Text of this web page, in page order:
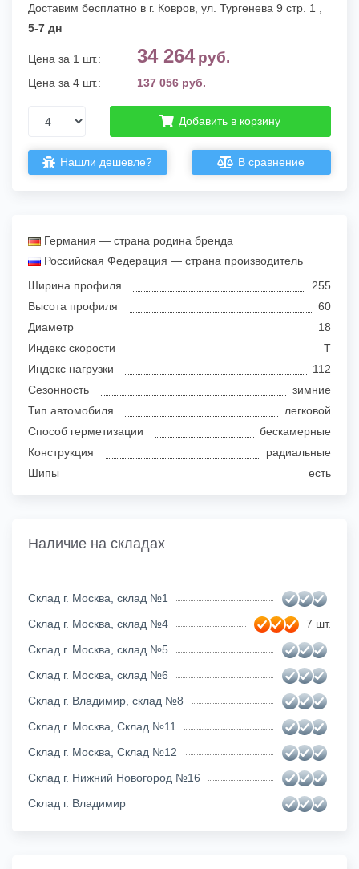
Доставим бесплатно в г. Ковров, ул. Тургенева 9 стр. 1
5-7 дн
Цена за 1 шт.: 34 264 руб.
Цена за 4 шт.: 137 056 руб.
Добавить в корзину
Нашли дешевле? В сравнение
Германия — страна родина бренда
Российская Федерация — страна производитель
Ширина профиля
255
Высота профиля
60
Диаметр
18
Индекс скорости
T
Индекс нагрузки
112
Сезонность
зимние
Тип автомобиля
легковой
Способ герметизации
бескамерные
Конструкция
радиальные
Шипы
есть
Наличие на складах
Склад г. Москва, склад №1
Склад г. Москва, склад №4
7 шт.
Склад г. Москва, склад №5
Склад г. Москва, склад №6
Склад г. Владимир, склад №8
Склад г. Москва, Склад №11
Склад г. Москва, Склад №12
Склад г. Нижний Новогород №16
Склад г. Владимир